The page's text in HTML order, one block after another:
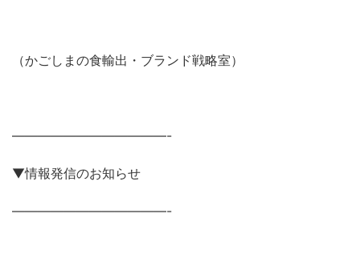
（かごしまの食輸出・ブランド戦略室）
————————————-
▼情報発信のお知らせ
————————————-